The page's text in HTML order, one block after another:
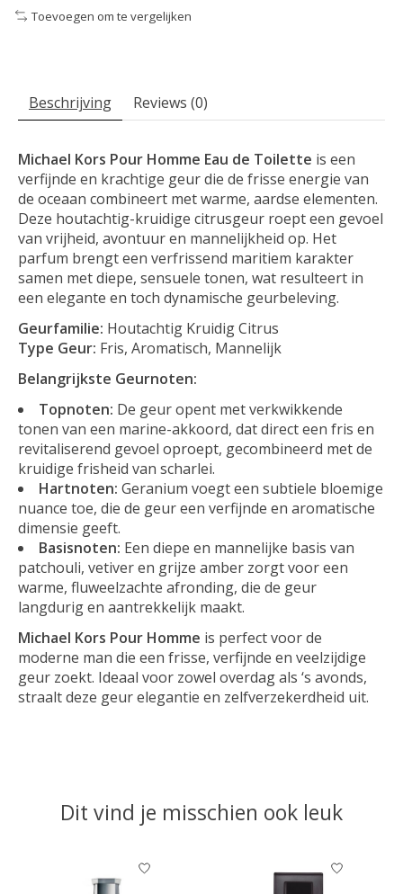
Toevoegen om te vergelijken
Beschrijving Reviews (0)
Michael Kors Pour Homme Eau de Toilette is een
verfijnde en krachtige geur die de frisse energie van
de oceaan combineert met warme, aardse elementen.
Deze houtachtig-kruidige citrusgeur roept een gevoel
van vrijheid, avontuur en mannelijkheid op. Het
parfum brengt een verfrissend maritiem karakter
samen met diepe, sensuele tonen, wat resulteert in
een elegante en toch dynamische geurbeleving.
Geurfamilie: Houtachtig Kruidig Citrus
Type Geur: Fris, Aromatisch, Mannelijk
Belangrijkste Geurnoten:
Topnoten: De geur opent met verkwikkende
tonen van een marine-akkoord, dat direct een fris en
revitaliserend gevoel oproept, gecombineerd met de
kruidige frisheid van scharlei.
Hartnoten: Geranium voegt een subtiele bloemige
nuance toe, die de geur een verfijnde en aromatische
dimensie geeft.
Basisnoten: Een diepe en mannelijke basis van
patchouli, vetiver en grijze amber zorgt voor een
warme, fluweelzachte afronding, die de geur
langdurig en aantrekkelijk maakt.
Michael Kors Pour Homme is perfect voor de
moderne man die een frisse, verfijnde en veelzijdige
geur zoekt. Ideaal voor zowel overdag als ‘s avonds,
straalt deze geur elegantie en zelfverzekerdheid uit.
Dit vind je misschien ook leuk
Items van productcarrousel